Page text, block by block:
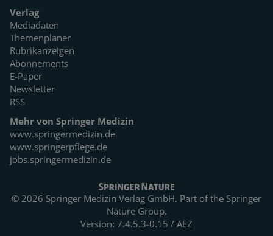
Verlag
Mediadaten
Themenplaner
Rubrikanzeigen
Abonnements
E-Paper
Newsletter
RSS
Mehr von Springer Medizin
www.springermedizin.de
www.springerpflege.de
jobs.springermedizin.de
© 2026 Springer Medizin Verlag GmbH. Part of the Springer
Nature Group.
Version: 7.4.5.3-0.15 / AEZ